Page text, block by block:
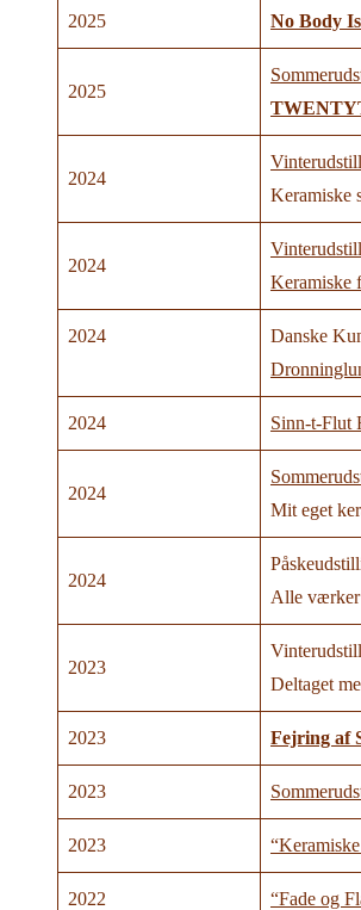
2025 No Body
2025
2024
Keramiske
2024
Keramiske
2024 Danske
2024 Sinn-t-Flut
2024
Mit eget
2024
Alle værker
2023
Deltaget
2023 Fejring af
2023
2023
2022 “Fade og